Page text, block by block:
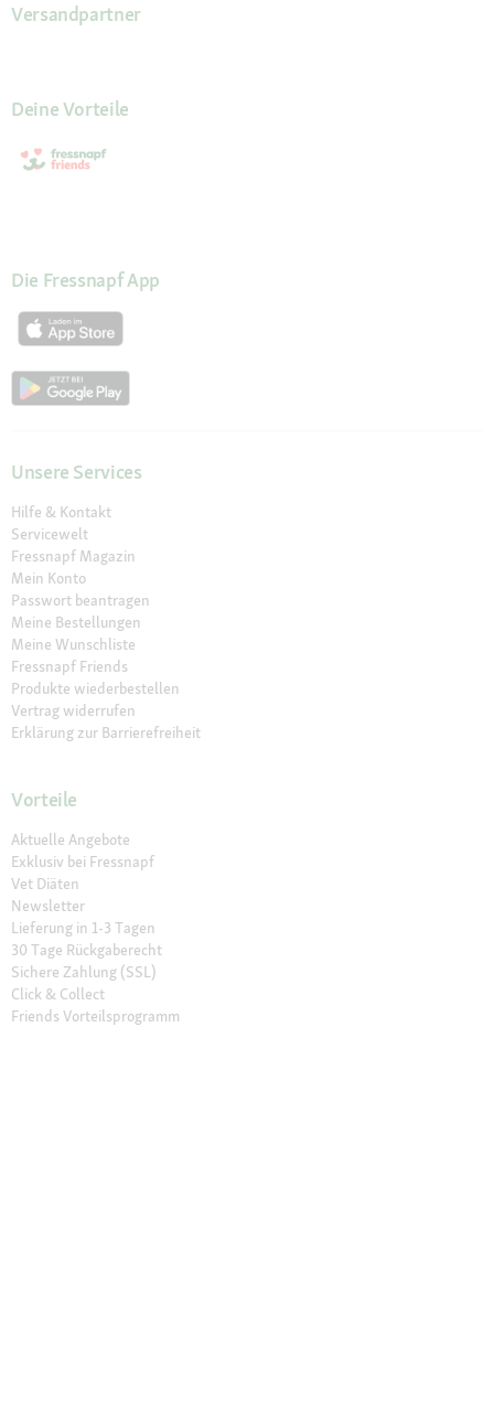
Versandpartner
Deine Vorteile
Die Fressnapf App
Unsere Services
Hilfe & Kontakt
Servicewelt
Fressnapf Magazin
Mein Konto
Passwort beantragen
Meine Bestellungen
Meine Wunschliste
Fressnapf Friends
Produkte wiederbestellen
Vertrag widerrufen
Erklärung zur Barrierefreiheit
Vorteile
Aktuelle Angebote
Exklusiv bei Fressnapf
Vet Diäten
Newsletter
Lieferung in 1-3 Tagen
30 Tage Rückgaberecht
Sichere Zahlung (SSL)
Click & Collect
Friends Vorteilsprogramm